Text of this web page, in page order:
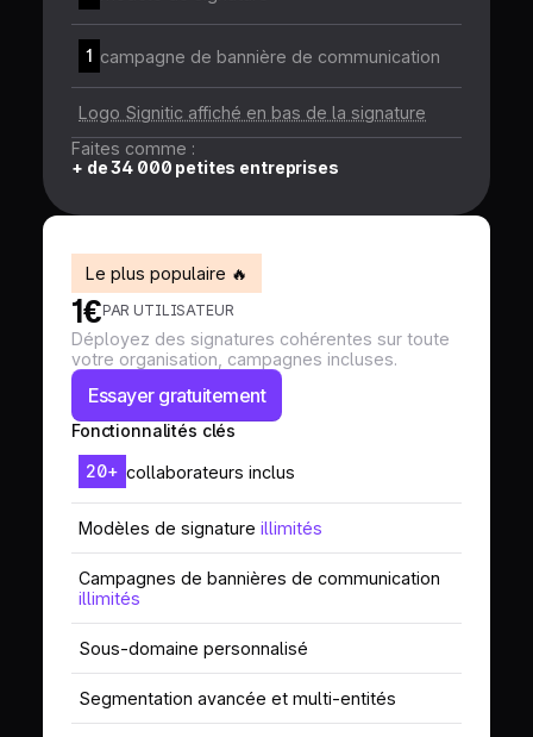
1 campagne de bannière de communication
Logo Signitic affiché en bas de la signature
Faites comme :
+ de 34 000 petites entreprises
Le plus populaire 🔥
1€PAR UTILISATEUR
Déployez des signatures cohérentes sur toute
votre organisation, campagnes incluses.
Essayer gratuitement
Fonctionnalités clés
20+ collaborateurs inclus
Modèles de signature illimités
Campagnes de bannières de communication
illimités
Sous-domaine personnalisé
Segmentation avancée et multi-entités